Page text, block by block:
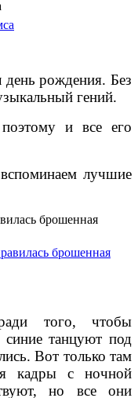
рождения. Без
гений.
и все его
лучшие
брошенная
того, чтобы
танцуют под
Вот только там
кадры с ночной
но все они